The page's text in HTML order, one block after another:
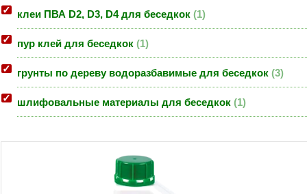
клеи ПВА D2, D3, D4 для беседкок 1
пур клей для беседкок 1
грунты по дереву водоразбавимые для беседкок 3
шлифовальные материалы для беседкок 1